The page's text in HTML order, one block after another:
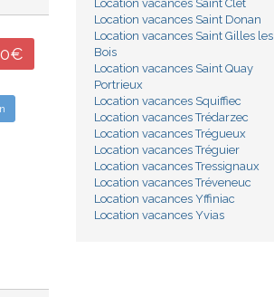
Location vacances Saint Clet
Location vacances Saint Donan
Location vacances Saint Gilles les
Bois
Location vacances Saint Quay
Portrieux
Location vacances Squiffiec
Location vacances Trédarzec
Location vacances Trégueux
Location vacances Tréguier
Location vacances Tressignaux
Location vacances Tréveneuc
Location vacances Yffiniac
Location vacances Yvias